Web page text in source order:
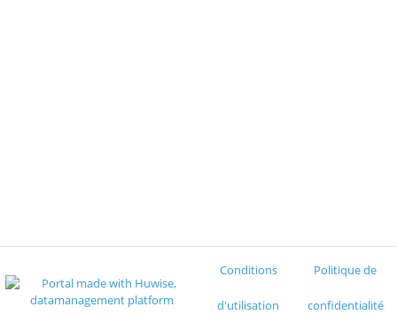
Conditions
d'utilisation
Politique de
confidentialité